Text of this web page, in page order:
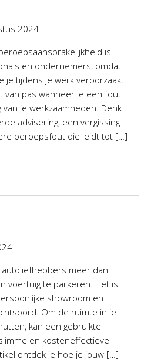
2024
is
en ondernemers, omdat
je tijdens je werk veroorzaakt.
van pas wanneer je een fout
je werkzaamheden. Denk
advisering, een vergissing
beroepsfout die leidt tot […]
autoliefhebbers meer dan
voertuig te parkeren. Het is
showroom en
Om de ruimte in je
kan een gebruikte
en kosteneffectieve
ontdek je hoe je jouw […]